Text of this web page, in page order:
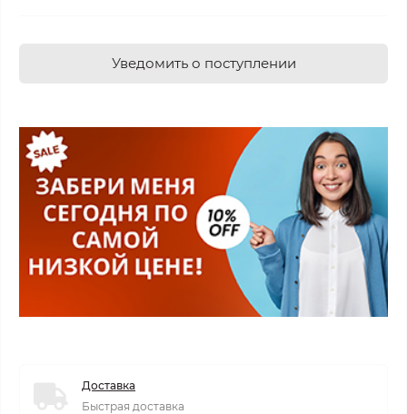
Уведомить о поступлении
Доставка
Быстрая доставка